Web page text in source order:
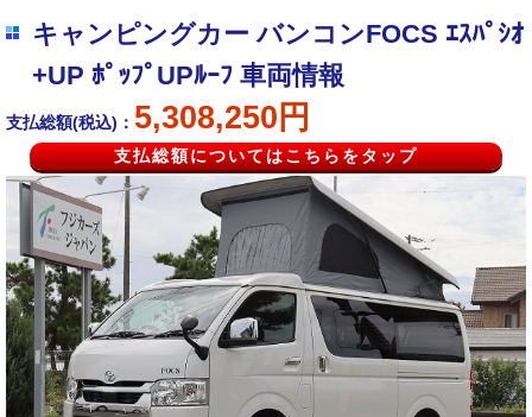
キャンピングカー バンコンFOCS ｴｽﾊﾟｼｵ
+UP ﾎﾟｯﾌﾟUPﾙｰﾌ 車両情報
支払総額(税込)： 5,308,250円
支払総額についてはこちらをタップ